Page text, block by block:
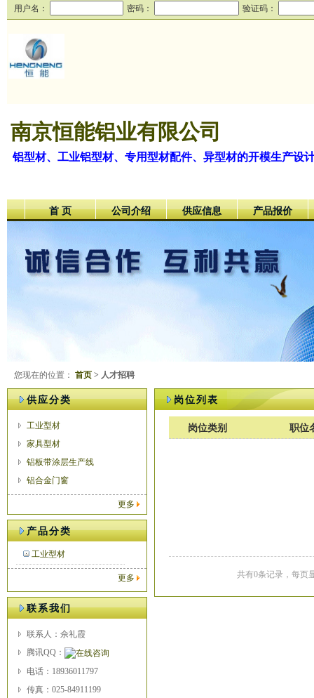
用户名： 密码： 验证码：
南京恒能铝业有限公司
铝型材、工业铝型材、专用型材配件、异型材的开模生产设
首 页 公司介绍 供应信息 产品报价
您现在的位置： 首页 > 人才招聘
供应分类
工业型材
家具型材
铝板带涂层生产线
铝合金门窗
更多
产品分类
工业型材
更多
联系我们
联系人：佘礼霞
腾讯QQ：
电话：18936011797
传真：025-84911199
岗位列表
岗位类别 职位
共有0条记录，每页